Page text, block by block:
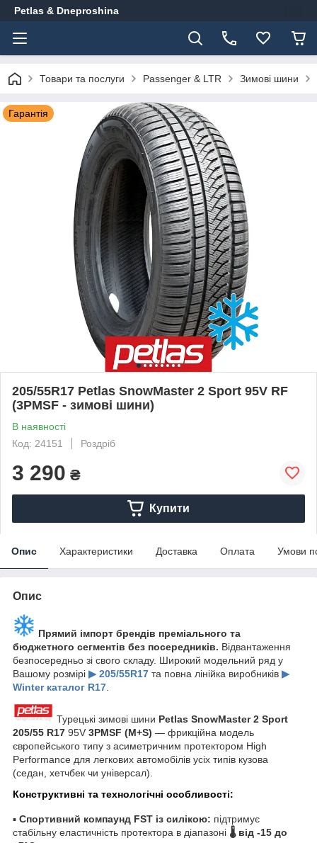
Petlas & Dneproshina
Товари та послуги Passenger & LTR Зимові шини
Гарантія
205/55R17 Petlas SnowMaster 2 Sport 95V RF
(3PMSF - зимові шини)
В наявності
Код: 24151
Роздріб
3 290 ₴
Купити
Опис Характеристики Доставка Оплата Умови
Опис
Прямий імпорт брендів преміального та
бюджетного сегментів без посередників. Відвантаження
безпосередньо зі свого складу. Широкий модельний ряд у
Вашому розмірі ▶ 205/55R17 та повна лінійка виробників ▶
Winter каталог R17
Турецькі зимові шини Petlas SnowMaster 2 Sport
205/55 R17 95V 3PMSF (M+S) — фрикційна модель
європейського типу з асиметричним протектором High
Performance для легкових автомобілів усіх типів кузова
(седан, хетчбек чи універсал).
Конструктивні та технологічні особливості:
▪ Спортивний компаунд FST із силікою: підтримує
стабільну еластичність протектора в діапазоні 🌡️ від -15 до